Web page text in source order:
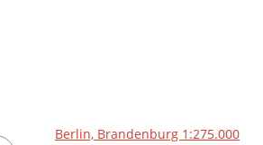
Berlin, Brandenburg 1:275.000